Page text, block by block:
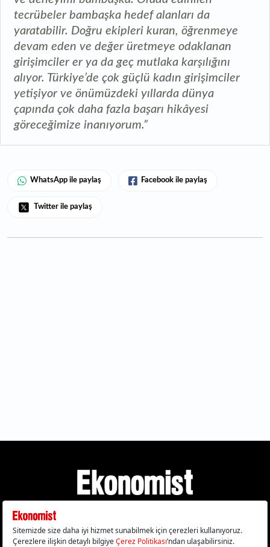
tecrübeler bambaşka hedef alanları da
yaratabilir. Doğru ekipleri kuran, öğrenmeye
devam eden ve değer üretmeye odaklanan
girişimciler er ya da geç mutlaka karşılığını
alıyor. Türkiye’de çok güçlü kadın girişimciler
yetişiyor ve önümüzdeki yıllarda dünya
çapında çok daha fazla başarı hikâyesi
göreceğimize inanıyorum.”
WhatsApp ile paylaş Facebook ile paylaş
Twitter ile paylaş
Gizlilik Politikası Çerez Politikası Çerezleri Sıfırla